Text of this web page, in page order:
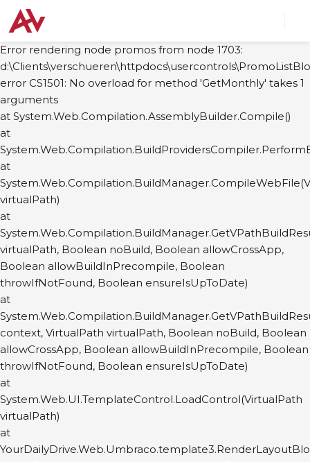
Error rendering node promos from node 1703:
error CS1501: No overload for method 'GetMonthly' takes 1
arguments
at System.Web.Compilation.AssemblyBuilder.Compile()
at
at
virtualPath)
at
virtualPath, Boolean noBuild, Boolean allowCrossApp,
Boolean allowBuildInPrecompile, Boolean
throwIfNotFound, Boolean ensureIsUpToDate)
at
context, VirtualPath virtualPath, Boolean noBuild, Boolean
allowCrossApp, Boolean allowBuildInPrecompile, Boolean
throwIfNotFound, Boolean ensureIsUpToDate)
at
System.Web.UI.TemplateControl.LoadControl(VirtualPath
virtualPath)
at